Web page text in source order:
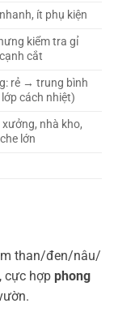
ít phụ kiện
kiểm tra gỉ
cắt
rẻ → trung bình
cách nhiệt)
xưởng, nhà kho,
lớn
than/đen/nâu/
cực hợp phong